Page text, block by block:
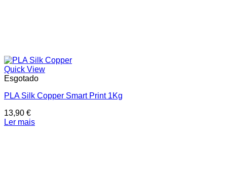
Quick View
Esgotado
PLA Silk Copper Smart Print 1Kg
13,90 €
Ler mais